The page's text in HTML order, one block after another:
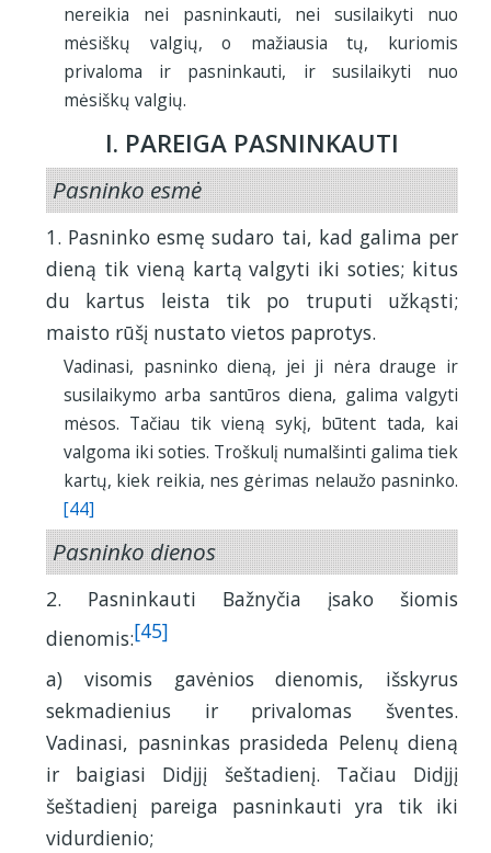
nereikia nei pasninkauti, nei susilaikyti nuo
mėsiškų valgių, o mažiausia tų, kuriomis
privaloma ir pasninkauti, ir susilaikyti nuo
mėsiškų valgių.
I. PAREIGA PASNINKAUTI
Pasninko esmė
1. Pasninko esmę sudaro tai, kad galima per
dieną tik vieną kartą valgyti iki soties; kitus
du kartus leista tik po truputi užkąsti;
maisto rūšį nustato vietos paprotys.
Vadinasi, pasninko dieną, jei ji nėra drauge ir
susilaikymo arba santūros diena, galima valgyti
mėsos. Tačiau tik vieną sykį, būtent tada, kai
valgoma iki soties. Troškulį numalšinti galima tiek
kartų, kiek reikia, nes gėrimas nelaužo pasninko.
[44]
Pasninko dienos
2. Pasninkauti Bažnyčia įsako šiomis
dienomis:[45]
a) visomis gavėnios dienomis, išskyrus
sekmadienius ir privalomas šventes.
Vadinasi, pasninkas prasideda Pelenų dieną
ir baigiasi Didįjį šeštadienį. Tačiau Didįjį
šeštadienį pareiga pasninkauti yra tik iki
vidurdienio;